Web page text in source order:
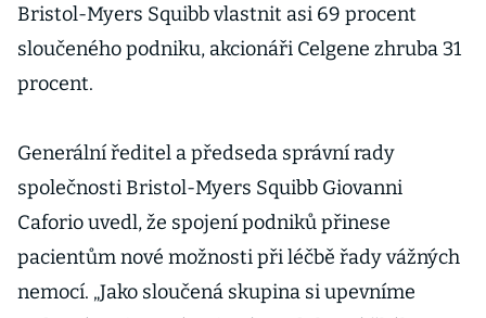
Bristol-Myers Squibb vlastnit asi 69 procent
sloučeného podniku, akcionáři Celgene zhruba 31
procent.
Generální ředitel a předseda správní rady
společnosti Bristol-Myers Squibb Giovanni
Caforio uvedl, že spojení podniků přinese
pacientům nové možnosti při léčbě řady vážných
nemocí. „Jako sloučená skupina si upevníme